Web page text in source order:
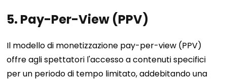
5. Pay-Per-View (PPV)
Il modello di monetizzazione pay-per-view (PPV)
offre agli spettatori l'accesso a contenuti specifici
per un periodo di tempo limitato, addebitando una